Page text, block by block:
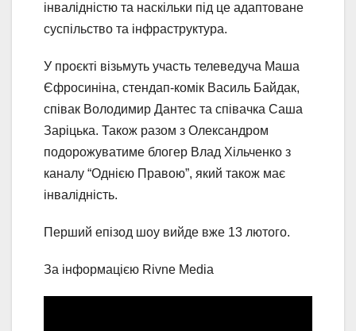
інвалідністю та наскільки під це адаптоване
суспільство та інфраструктура.
У проєкті візьмуть участь телеведуча Маша
Єфросиніна, стендап-комік Василь Байдак,
співак Володимир Дантес та співачка Саша
Заріцька. Також разом з Олександром
подорожуватиме блогер Влад Хільченко з
каналу “Однією Правою”, який також має
інвалідність.
Перший епізод шоу вийде вже 13 лютого.
За інформацією Rivne Media